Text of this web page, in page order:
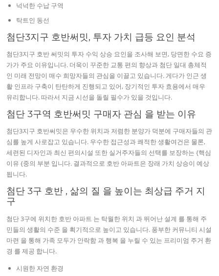
넉넉한 수납 구역
탁트인 동선
첨단3지구 호반써밋, 투자 가치 급등 요인 분석
첨단3지구 호반 써밋의 투자 수익 상승 요인을 조사해 보면, 당면한 수요 증
가가 주요 이유입니다. 더욱이 꾸준한 교통 편의 향상과 첨단 일대 총체적
인 미래 전망이 매수 희망자들의 관심을 이끌고 있습니다. 게다가 인근 생
활 인프라 구축이 탄탄하게 진행되고 있어, 장기적인 투자 효용에서 매우
유리합니다. 따라서 지금 시선을 돌릴 필수가 있을 것입니다.
첨단 3구역 호반써밋 구매자 관심 을 받는 이유
첨단3지구 호반써밋은 우수한 위치과 저렴한 분양가 덕분에 구매자들의 관
심를 높게 사로잡고 있습니다. 우수한 접근성과 쾌적한 생활여건은 물론,
세련된 디자인과 최신 편의시설 또한 실거주자들의 선택를 보장하는 {핵심
이유 {중의 부분 입니다. 결과적으로 호반 아파트은 장래 가치 상승이 예상
됩니다.
첨단 3구 호반 , 삶의 질 을 높이는 최상급 주거 지
구
첨단 3구에 위치한 호반 아파트 는 탁월한 위치 과 뛰어난 설계 를 통해 주
민들의 생활의 수준 을 획기적으로 높이고 있습니다. 풍부한 커뮤니티 시설
마련 을 통해 가족 모두가 안락함 과 행복 을 누릴 수 있는 프리미엄 주거 환
경 를 제공 합니다.
시원한 자연 환경